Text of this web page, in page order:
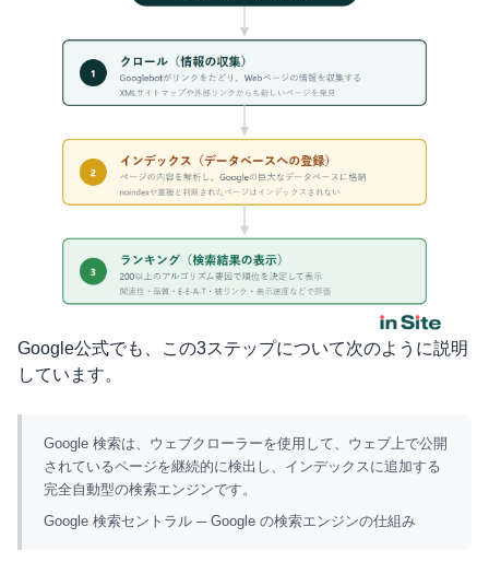
Google公式でも、この3ステップについて次のように説明
しています。
Google 検索は、ウェブクローラーを使用して、ウェブ上で公開
されているページを継続的に検出し、インデックスに追加する
完全自動型の検索エンジンです。
Google 検索セントラル ─ Google の検索エンジンの仕組み